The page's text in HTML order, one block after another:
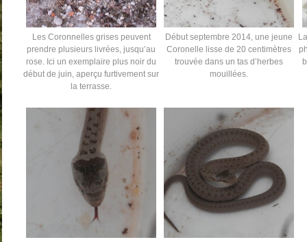
Les Coronnelles grises peuvent
prendre plusieurs livrées, jusqu’au
rose. Ici un exemplaire plus noir du
début de juin, aperçu furtivement sur
la terrasse.
Début septembre 2014, une jeune
Coronelle lisse de 20 centimètres
trouvée dans un tas d’herbes
mouillées.